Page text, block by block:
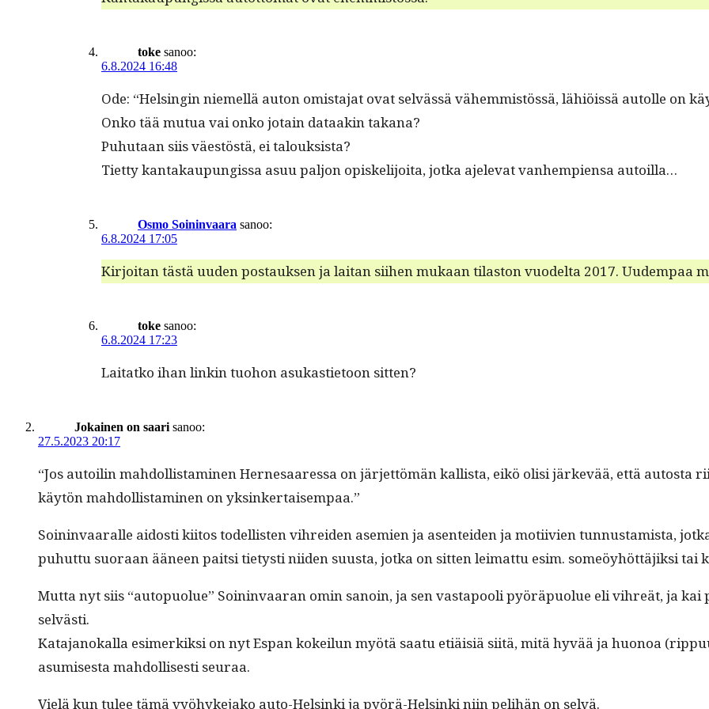
toke sanoo:
6.8.2024 16:48
Ode: “Helsin­gin niemel­lä auton omis­ta­jat ovat selvässä vähem­mistössä, lähiöis­sä autolle on
Onko tää mutua vai onko jotain dataakin takana?
Puhutaan siis väestöstä, ei talouksista?
Tiet­ty kan­takaupungis­sa asuu paljon opiske­li­joi­ta, jot­ka ajel­e­vat van­hempi­en­sa autoilla…
Osmo Soininvaara sanoo:
6.8.2024 17:05
Kir­joi­tan tästä uuden postauk­sen ja lai­tan siihen mukaan tilas­ton vuodelta 2017. Uudem­paa
toke sanoo:
6.8.2024 17:23
Lai­tatko ihan linkin tuo­hon asukasti­etoon sitten?
Jokainen on saari sanoo:
27.5.2023 20:17
“Jos autoilin mah­dol­lis­t­a­mi­nen Her­ne­saa­res­sa on jär­jet­tömän kallista, eikö olisi järkevää, että autos­ta
käytön mah­dol­lis­t­a­mi­nen on yksinkertaisempaa.”
Soin­in­vaar­alle aidosti kiitos todel­lis­ten vihrei­den asemien ja asen­tei­den ja moti­ivien tun­nus­tamista,
puhut­tu suo­raan ääneen pait­si tietysti niiden suus­ta, jot­ka on sit­ten leimat­tu esim. someöy­höt­täjik­si tai
Mut­ta nyt siis “autop­uolue” Soin­in­vaaran omin sanoin, ja sen vastapooli pyöräpuolue eli vihreät, ja
selvästi.
Kata­janokalla esimerkik­si on nyt Espan kokeilun myötä saatu etiäisiä siitä, mitä hyvää ja huonoa
asumis­es­ta mah­dol­lis­es­ti seuraa.
Vielä kun tulee tämä vyöhyke­jako auto-Helsin­ki ja pyörä-Helsin­ki niin peli­hän on selvä.